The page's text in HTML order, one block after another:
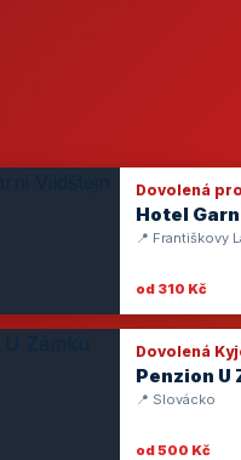
Dovolená
Hotel
📍 Františkovy
od 310 Kč
Dovolená
Penzion U
📍 Slovácko
od 500 Kč